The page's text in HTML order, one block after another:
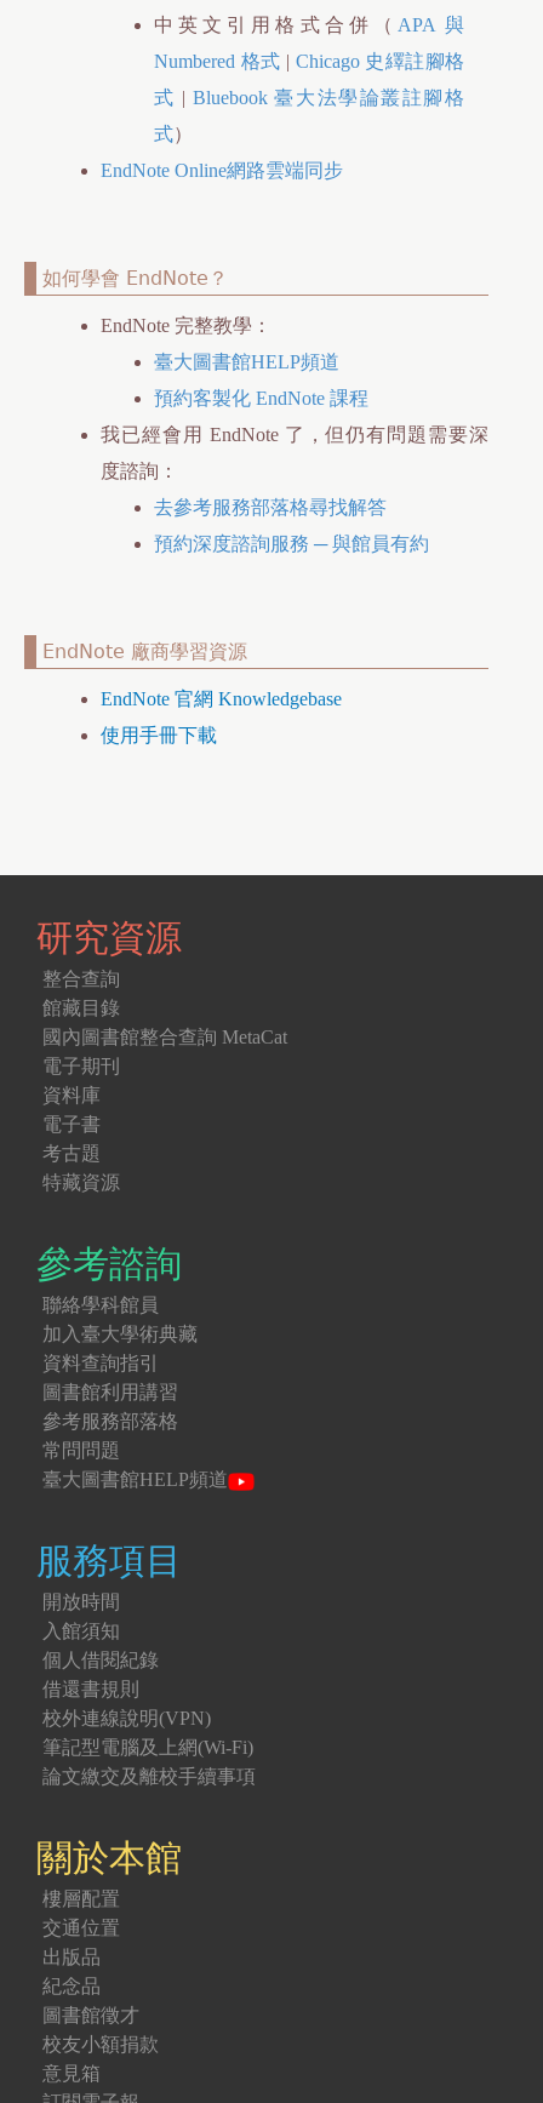
中英文引用格式合併（ APA 與
Numbered 格式 | Chicago 史繹註腳格
式 | Bluebook 臺大法學論叢註腳格
式）
EndNote Online網路雲端同步
如何學會 EndNote？
EndNote 完整教學：
臺大圖書館HELP頻道
預約客製化 EndNote 課程
我已經會用 EndNote 了，但仍有問題需要深
度諮詢：
去參考服務部落格尋找解答
預約深度諮詢服務 ─ 與館員有約
EndNote 廠商學習資源
EndNote 官網 Knowledgebase
使用手冊下載
研究資源
整合查詢
館藏目錄
國內圖書館整合查詢 MetaCat
電子期刊
資料庫
電子書
考古題
特藏資源
參考諮詢
聯絡學科館員
加入臺大學術典藏
資料查詢指引
圖書館利用講習
參考服務部落格
常問問題
臺大圖書館HELP頻道
服務項目
開放時間
入館須知
個人借閱紀錄
借還書規則
校外連線說明(VPN)
筆記型電腦及上網(Wi-Fi)
論文繳交及離校手續事項
關於本館
樓層配置
交通位置
出版品
紀念品
圖書館徵才
校友小額捐款
意見箱